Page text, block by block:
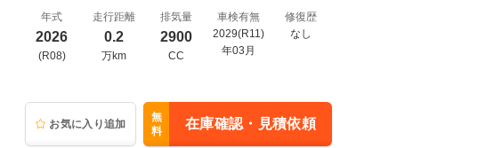
年式
2026
(R08)
走行距離
0.2
万km
排気量
2900
CC
車検有無
2029(R11)
年03月
修復歴
なし
お気に入り追加
無
料
在庫確認・見積依頼